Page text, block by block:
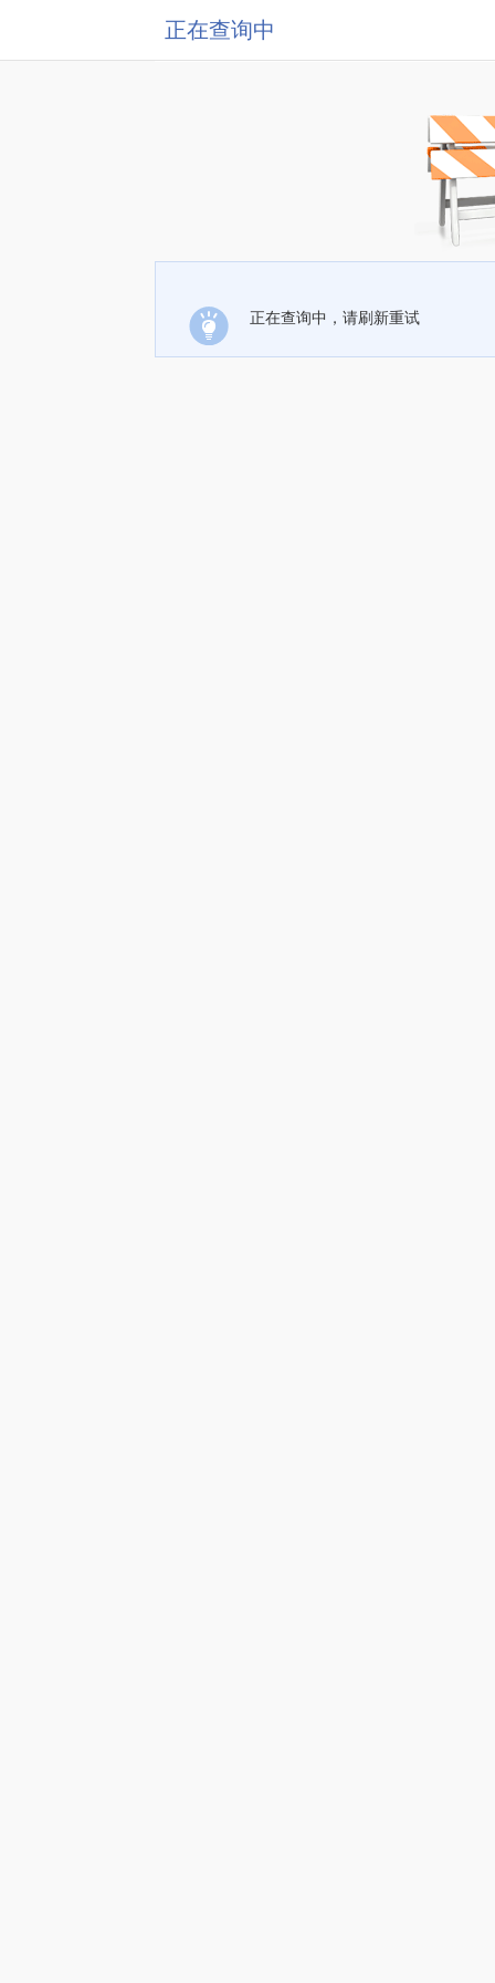
正在查询中
正在查询中，请刷新重试